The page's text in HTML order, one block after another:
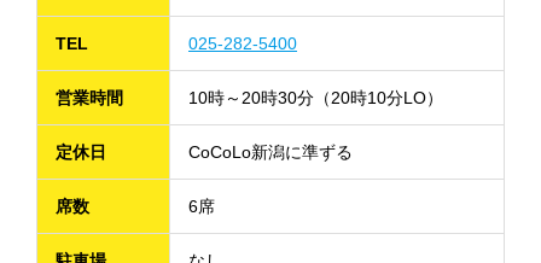
TEL 025-282-5400
営業時間 10時～20時30分（20時10分LO）
定休日 CoCoLo新潟に準ずる
席数 6席